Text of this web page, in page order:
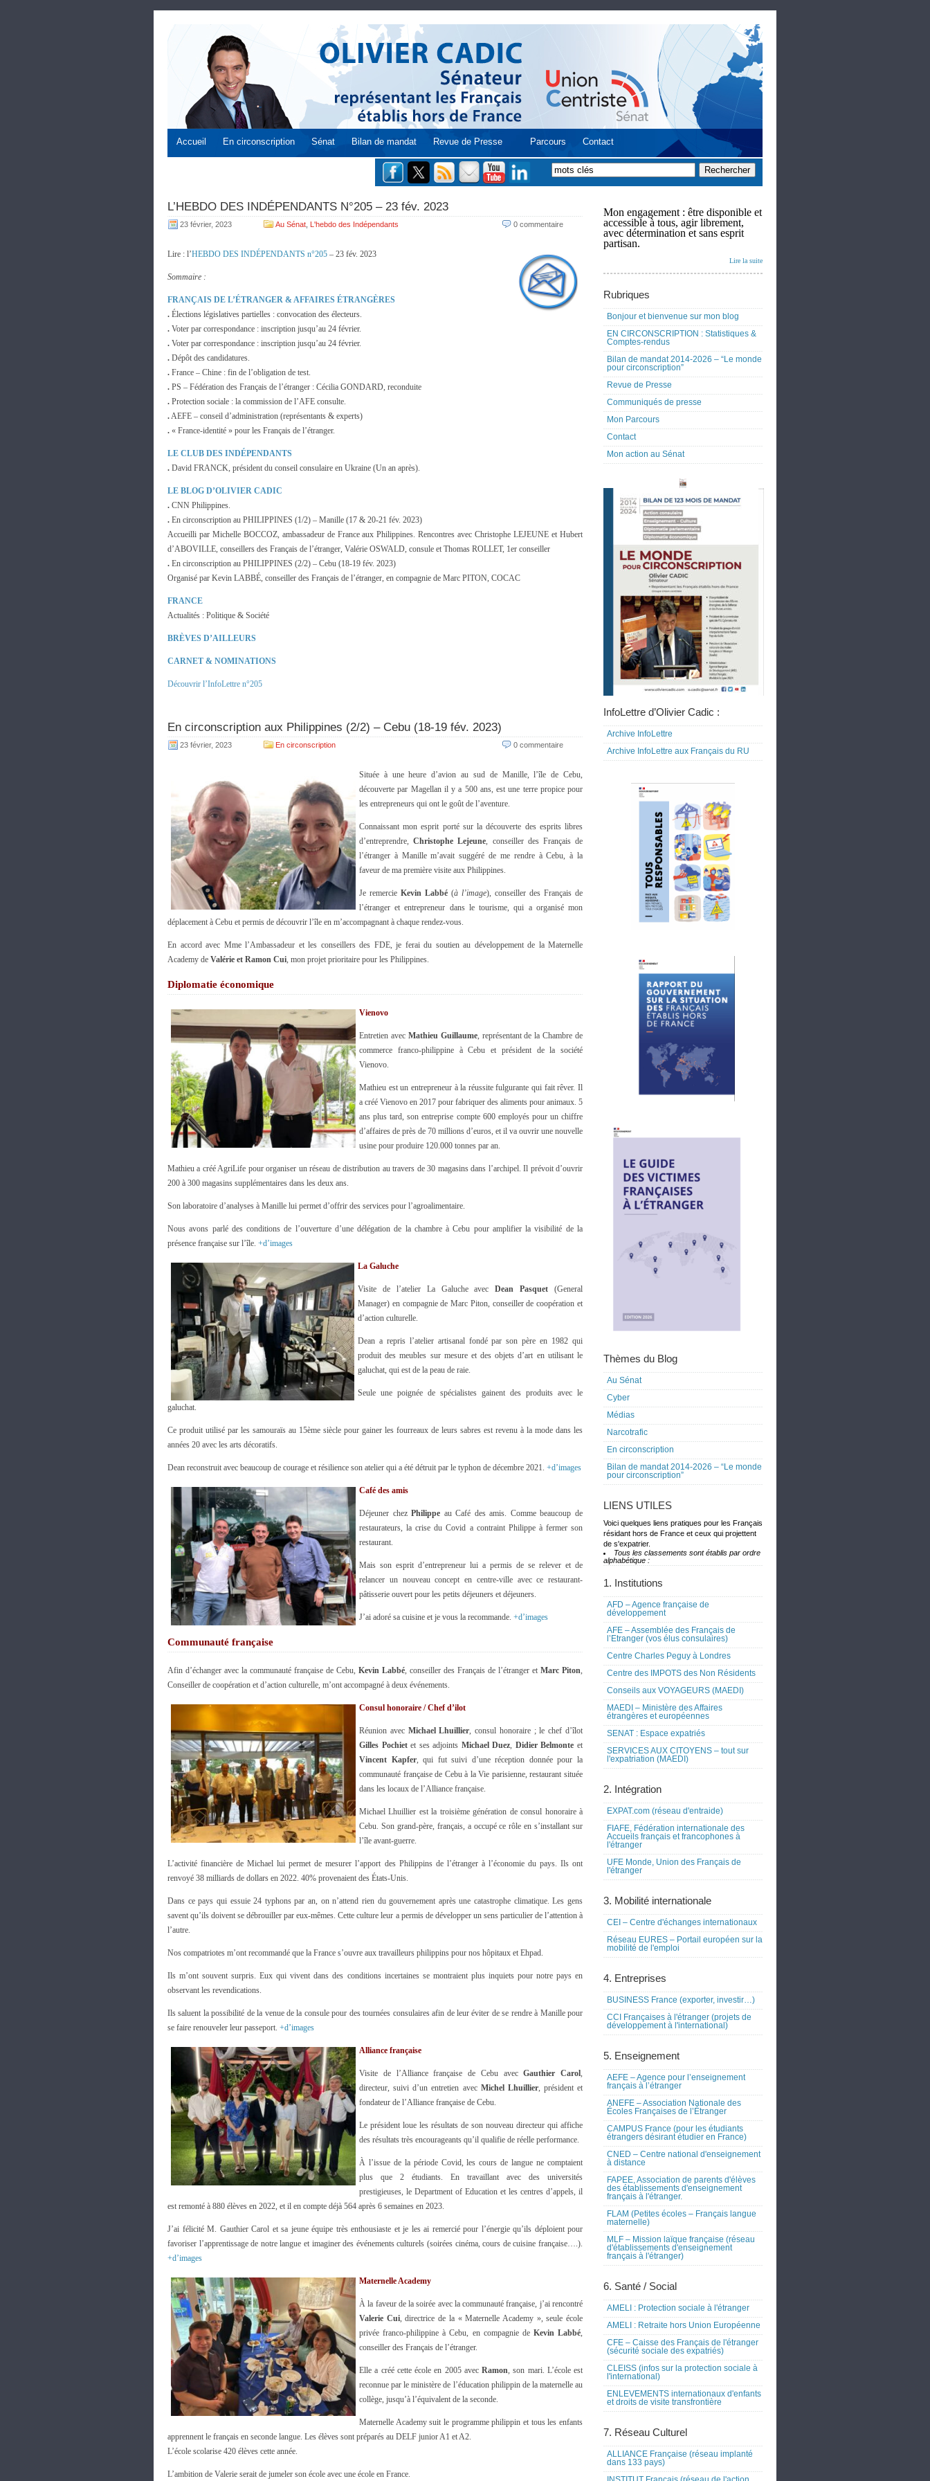
Accueil En circonscription Sénat Bilan de mandat Revue de Presse Parcours Contact
L’HEBDO DES INDÉPENDANTS N°205 – 23 fév. 2023
23 février, 2023 Au Sénat L'hebdo des Indépendants 0 commentaire
Lire : l’HEBDO DES INDÉPENDANTS n°205 – 23 fév. 2023
Sommaire :
FRANÇAIS DE L’ÉTRANGER & AFFAIRES ÉTRANGÈRES
. Élections législatives partielles : convocation des électeurs.
. Voter par correspondance : inscription jusqu’au 24 février.
. Voter par correspondance : inscription jusqu’au 24 février.
. Dépôt des candidatures.
. France – Chine : fin de l’obligation de test.
. PS – Fédération des Français de l’étranger : Cécilia GONDARD, reconduite
. Protection sociale : la commission de l’AFE consulte.
.AEFE – conseil d’administration (représentants & experts)
. « France-identité » pour les Français de l’étranger.
LE CLUB DES INDÉPENDANTS
. David FRANCK, président du conseil consulaire en Ukraine (Un an après).
LE BLOG D’OLIVIER CADIC
. CNN Philippines.
. En circonscription au PHILIPPINES (1/2) – Manille (17 & 20-21 fév. 2023)
Accueilli par Michelle BOCCOZ, ambassadeur de France aux Philippines. Rencontres avec Christophe LEJEUNE et Hubert
d’ABOVILLE, conseillers des Français de l’étranger, Valérie OSWALD, consule et Thomas ROLLET, 1er conseiller
. En circonscription au PHILIPPINES (2/2) – Cebu (18-19 fév. 2023)
Organisé par Kevin LABBÉ, conseiller des Français de l’étranger, en compagnie de Marc PITON, COCAC
FRANCE
Actualités : Politique & Société
BRÈVES D’AILLEURS
CARNET & NOMINATIONS
Découvrir l’InfoLettre n°205
En circonscription aux Philippines (2/2) – Cebu (18-19 fév. 2023)
23 février, 2023 En circonscription 0 commentaire
Située à une heure d’avion au sud de Manille, l’île de Cebu,
découverte par Magellan il y a 500 ans, est une terre propice pour
les entrepreneurs qui ont le goût de l’aventure.
Connaissant mon esprit porté sur la découverte des esprits libres
d’entreprendre,Christophe Lejeune, conseiller des Français de
l’étranger à Manille m’avait suggéré de me rendre à Cebu, à la
faveur de ma première visite aux Philippines.
Je remercie Kevin Labbé (à l’image), conseiller des Français de
l’étranger et entrepreneur dans le tourisme, qui a organisé mon
déplacement à Cebu et permis de découvrir l’île en m’accompagnant à chaque rendez-vous.
En accord avec Mme l’Ambassadeur et les conseillers des FDE, je ferai du soutien au développement de la Maternelle
Academy de Valérie et Ramon Cui, mon projet prioritaire pour les Philippines.
Diplomatie économique
Vienovo
Entretien avec Mathieu Guillaume, représentant de la Chambre de
commerce franco-philippine à Cebu et président de la société
Vienovo.
Mathieu est un entrepreneur à la réussite fulgurante qui fait rêver. Il
a créé Vienovo en 2017 pour fabriquer des aliments pour animaux. 5
ans plus tard, son entreprise compte 600 employés pour un chiffre
d’affaires de près de 70 millions d’euros, et il va ouvrir une nouvelle
usine pour produire 120.000 tonnes par an.
Mathieu a créé AgriLife pour organiser un réseau de distribution au travers de 30 magasins dans l’archipel. Il prévoit d’ouvrir
200 à 300 magasins supplémentaires dans les deux ans.
Son laboratoire d’analyses à Manille lui permet d’offrir des services pour l’agroalimentaire.
Nous avons parlé des conditions de l’ouverture d’une délégation de la chambre à Cebu pour amplifier la visibilité de la
présence française sur l’île. +d’images
La Galuche
Visite de l’atelier La Galuche avecDean Pasquet (General
Manager) en compagnie de Marc Piton, conseiller de coopération et
d’action culturelle.
Dean a repris l’atelier artisanal fondé par son père en 1982 qui
produit des meubles sur mesure et des objets d’art en utilisant le
galuchat, qui est de la peau de raie.
Seule une poignée de spécialistes gainent des produits avec le
galuchat.
Ce produit utilisé par les samouraïs au 15ème siècle pour gainer les fourreaux de leurs sabres est revenu à la mode dans les
années 20 avec les arts décoratifs.
Dean reconstruit avec beaucoup de courage et résilience son atelier qui a été détruit par le typhon de décembre 2021. +d’images
Café des amis
Déjeuner chezPhilippe au Café des amis. Comme beaucoup de
restaurateurs, la crise du Covid a contraint Philippe à fermer son
restaurant.
Mais son esprit d’entrepreneur lui a permis de se relever et de
relancer un nouveau concept en centre-ville avec ce restaurant-
pâtisserie ouvert pour les petits déjeuners et déjeuners.
J’ai adoré sa cuisine et je vous la recommande. +d’images
Communauté française
Afin d’échanger avec la communauté française de Cebu, Kevin Labbé, conseiller des Français de l’étranger et Marc Piton,
Conseiller de coopération et d’action culturelle, m’ont accompagné à deux événements.
Consul honoraire / Chef d’ilot
Réunion avec Michael Lhuillier, consul honoraire ; le chef d’îlot
Gilles Pochietet ses adjoints Michael Duez, Didier Belmonte et
Vincent Kapfer, qui fut suivi d’une réception donnée pour la
communauté française de Cebu à la Vie parisienne, restaurant située
dans les locaux de l’Alliance française.
Michael Lhuillier est la troisième génération de consul honoraire à
Cebu. Son grand-père, français, a occupé ce rôle en s’installant sur
l’île avant-guerre.
L’activité financière de Michael lui permet de mesurer l’apport des Philippins de l’étranger à l’économie du pays. Ils ont
renvoyé 38 milliards de dollars en 2022. 40% provenaient des États-Unis.
Dans ce pays qui essuie 24 typhons par an, on n’attend rien du gouvernement après une catastrophe climatique. Les gens
savent qu’ils doivent se débrouiller par eux-mêmes. Cette culture leur a permis de développer un sens particulier de l’attention à
l’autre.
Nos compatriotes m’ont recommandé que la France s’ouvre aux travailleurs philippins pour nos hôpitaux et Ehpad.
Ils m’ont souvent surpris. Eux qui vivent dans des conditions incertaines se montraient plus inquiets pour notre pays en
observant les revendications.
Ils saluent la possibilité de la venue de la consule pour des tournées consulaires afin de leur éviter de se rendre à Manille pour
se faire renouveler leur passeport. +d’images
Alliance française
Visite de l’Alliance française de Cebu avecGauthier Carol,
directeur, suivi d’un entretien avec Michel Lhuillier, président et
fondateur de l’Alliance française de Cebu.
Le président loue les résultats de son nouveau directeur qui affiche
des résultats très encourageants qu’il qualifie de réelle performance.
À l’issue de la période Covid, les cours de langue ne comptaient
plus que 2 étudiants. En travaillant avec des universités
prestigieuses, le Department of Education et les centres d’appels, il
est remonté à 880 élèves en 2022, et il en compte déjà 564 après 6 semaines en 2023.
J’ai félicité M. Gauthier Carol et sa jeune équipe très enthousiaste et je les ai remercié pour l’énergie qu’ils déploient pour
favoriser l’apprentissage de notre langue et imaginer des événements culturels (soirées cinéma, cours de cuisine française….).
+d’images
Maternelle Academy
À la faveur de la soirée avec la communauté française, j’ai rencontré
Valerie Cui, directrice de la « Maternelle Academy », seule école
privée franco-philippine à Cebu, en compagnie de Kevin Labbé,
conseiller des Français de l’étranger.
Elle a créé cette école en 2005 avec Ramon, son mari. L’école est
reconnue par le ministère de l’éducation philippin de la maternelle au
collège, jusqu’à l’équivalent de la seconde.
Maternelle Academy suit le programme philippin et tous les enfants
apprennent le français en seconde langue. Les élèves sont préparés au DELF junior A1 et A2.
L’école scolarise 420 élèves cette année.
L’ambition de Valerie serait de jumeler son école avec une école en France.
Mon engagement : être disponible et
accessible à tous, agir librement,
avec détermination et sans esprit
partisan.
Lire la suite
Rubriques
Bonjour et bienvenue sur mon blog
EN CIRCONSCRIPTION : Statistiques &
Comptes-rendus
Bilan de mandat 2014-2026 – “Le monde
pour circonscription”
Revue de Presse
Communiqués de presse
Mon Parcours
Contact
Mon action au Sénat
InfoLettre d’Olivier Cadic :
Archive InfoLettre
Archive InfoLettre aux Français du RU
Thèmes du Blog
Au Sénat
Cyber
Médias
Narcotrafic
En circonscription
Bilan de mandat 2014-2026 – “Le monde
pour circonscription”
LIENS UTILES
Voici quelques liens pratiques pour les Français
résidant hors de France et ceux qui projettent
de s'expatrier.
Tous les classements sont établis par ordre
alphabétique :
1. Institutions
AFD – Agence française de
développement
AFE – Assemblée des Français de
l’Etranger (vos élus consulaires)
Centre Charles Peguy à Londres
Centre des IMPOTS des Non Résidents
Conseils aux VOYAGEURS (MAEDI)
MAEDI – Ministère des Affaires
étrangères et européennes
SENAT : Espace expatriés
SERVICES AUX CITOYENS – tout sur
l'expatriation (MAEDI)
2. Intégration
EXPAT.com (réseau d'entraide)
FIAFE, Fédération internationale des
Accueils français et francophones à
l'étranger
UFE Monde, Union des Français de
l'étranger
3. Mobilité internationale
CEI – Centre d'échanges internationaux
Réseau EURES – Portail européen sur la
mobilité de l'emploi
4. Entreprises
BUSINESS France (exporter, investir…)
CCI Françaises à l'étranger (projets de
développement à l'international)
5. Enseignement
AEFE – Agence pour l’enseignement
français à l’étranger
ANEFE – Association Nationale des
Écoles Françaises de l’Étranger
CAMPUS France (pour les étudiants
étrangers désirant étudier en France)
CNED – Centre national d'enseignement
à distance
FAPEE, Association de parents d'élèves
des établissements d'enseignement
français à l'étranger.
FLAM (Petites écoles – Français langue
maternelle)
MLF – Mission laïque française (réseau
d'établissements d'enseignement
français à l'étranger)
6. Santé / Social
AMELI : Protection sociale à l'étranger
AMELI : Retraite hors Union Européenne
CFE – Caisse des Français de l'étranger
(sécurité sociale des expatriés)
CLEISS (infos sur la protection sociale à
l'international)
ENLEVEMENTS internationaux d'enfants
et droits de visite transfrontière
7. Réseau Culturel
ALLIANCE Française (réseau implanté
dans 133 pays)